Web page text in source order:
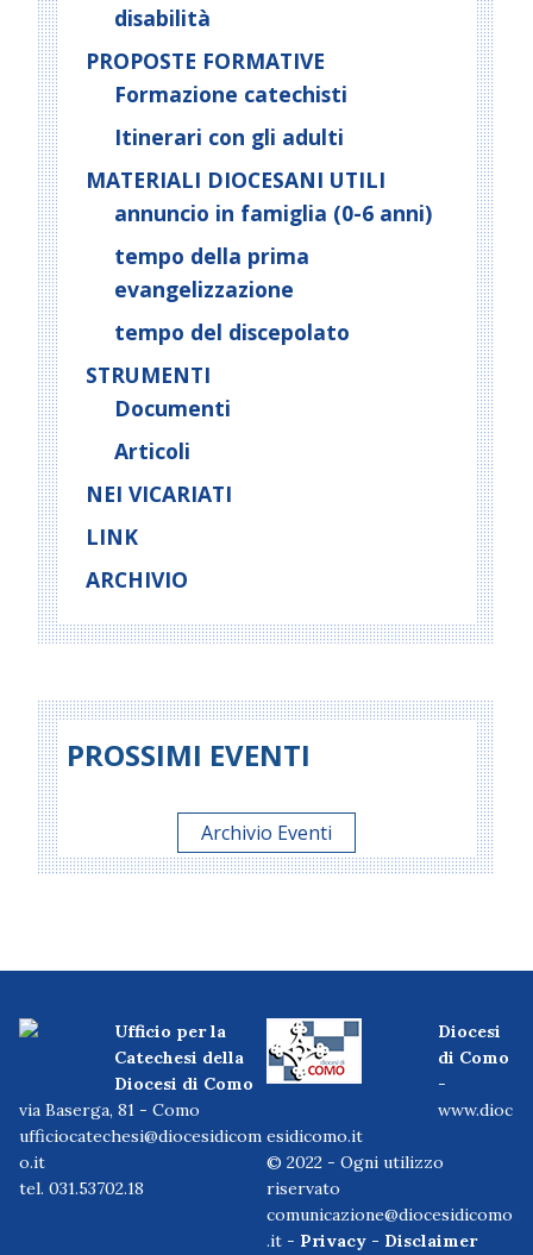
disabilità
PROPOSTE FORMATIVE
Formazione catechisti
Itinerari con gli adulti
MATERIALI DIOCESANI UTILI
annuncio in famiglia (0-6 anni)
tempo della prima
evangelizzazione
tempo del discepolato
STRUMENTI
Documenti
Articoli
NEI VICARIATI
LINK
ARCHIVIO
PROSSIMI EVENTI
Archivio Eventi
Ufficio per la
Catechesi della
Diocesi di Como
via Baserga, 81 - Como
ufficiocatechesi@diocesidicom
o.it
tel. 031.53702.18
Diocesi
di Como
-
www.dioc
esidicomo.it
© 2022 - Ogni utilizzo
riservato
comunicazione@diocesidicomo
.it - Privacy - Disclaimer